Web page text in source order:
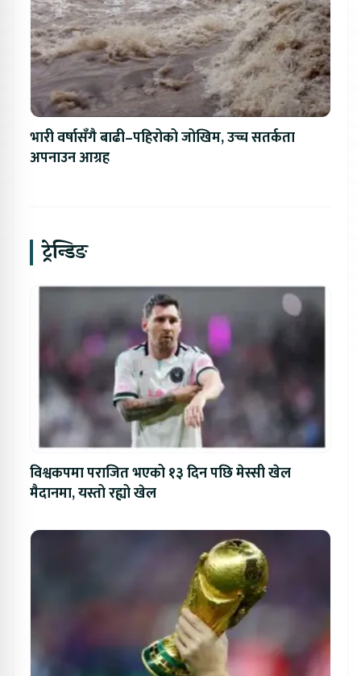
भारी वर्षासँगै बाढी–पहिरोको जोखिम, उच्च सतर्कता
अपनाउन आग्रह
ट्रेन्डिङ
विश्वकपमा पराजित भएको १३ दिन पछि मेस्सी खेल
मैदानमा, यस्तो रह्यो खेल